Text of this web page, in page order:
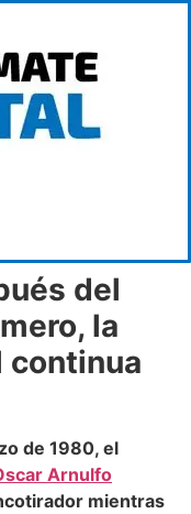
del
la
continua
de 1980, el
Arnulfo
mientras